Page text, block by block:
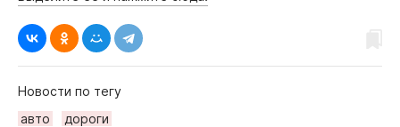
Новости по тегу
авто
дороги